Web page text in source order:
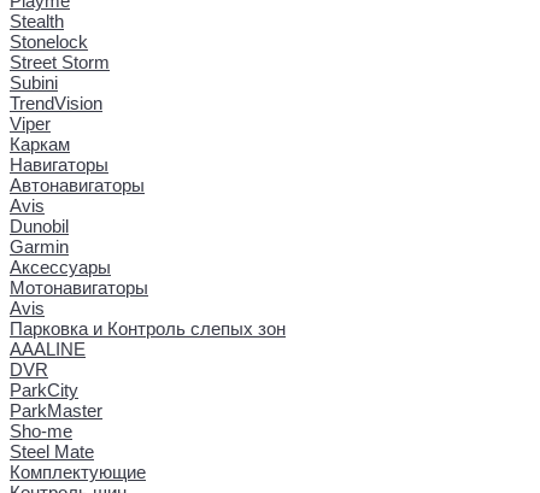
Stealth
Stonelock
Street Storm
Subini
TrendVision
Viper
Каркам
Навигаторы
Автонавигаторы
Avis
Dunobil
Garmin
Аксессуары
Мотонавигаторы
Avis
Парковка и Контроль слепых зон
AAALINE
DVR
ParkCity
ParkMaster
Sho-me
Steel Mate
Комплектующие